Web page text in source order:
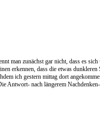
man zunächst gar nicht, dass es
erkennen, dass die etwas
ich gestern mittag dort
Antwort- nach längerem